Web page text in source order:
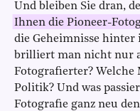
Und bleiben Sie dran,
Ihnen die Pioneer-
die Geheimnisse
brilliert man nicht nur
Fotografierter? Welche
Politik? Und was
Fotografie ganz neu